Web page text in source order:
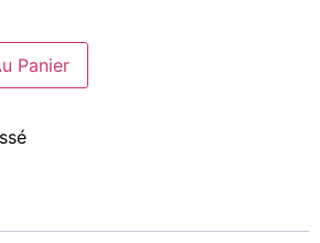
Panier